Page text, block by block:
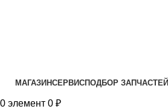
МАГАЗИНСЕРВИСПОДБОР ЗАПЧАСТЕЙ
0 элемент 0 ₽